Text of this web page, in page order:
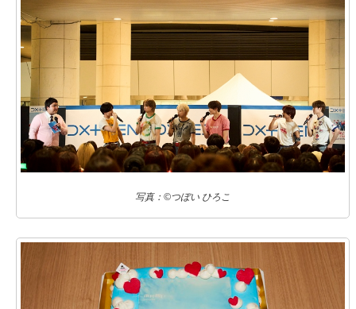
写真：©つぼい ひろこ